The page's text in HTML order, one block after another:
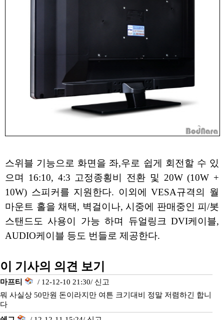
스위블 기능으로 화면을 좌,우로 쉽게 회전할 수 있
으며 16:10, 4:3 고정종횡비 전환 및 20W (10W +
10W) 스피커를 지원한다. 이외에 VESA규격의 월
마운트 홀을 채택, 벽걸이나, 시중에 판매중인 피/봇
스탠드도 사용이 가능 하며 듀얼링크 DVI케이블,
AUDIO케이블 등도 번들로 제공한다.
이 기사의 의견 보기
마프티 / 12-12-10 21:30/ 신고
뭐 사실상 50만원 돈이라지만 여튼 크기대비 정말 저렴하긴 합니
다